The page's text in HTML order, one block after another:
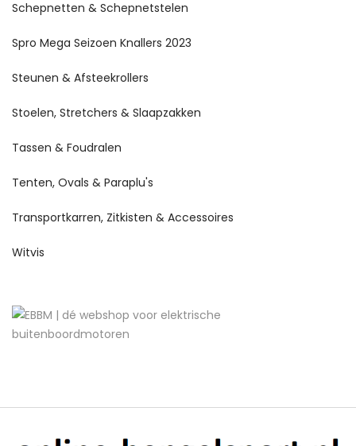
Schepnetten & Schepnetstelen
Spro Mega Seizoen Knallers 2023
Steunen & Afsteekrollers
Stoelen, Stretchers & Slaapzakken
Tassen & Foudralen
Tenten, Ovals & Paraplu's
Transportkarren, Zitkisten & Accessoires
Witvis